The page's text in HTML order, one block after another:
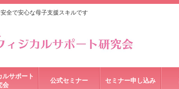
全で安心な母子支援スキルです
ルサポート
会
公式セミナー セミナー申し込み